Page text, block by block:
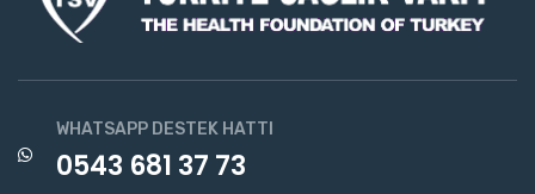
WHATSAPP DESTEK HATTI
0543 681 37 73